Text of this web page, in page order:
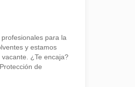
para la
y estamos
¿Te encaja?
de